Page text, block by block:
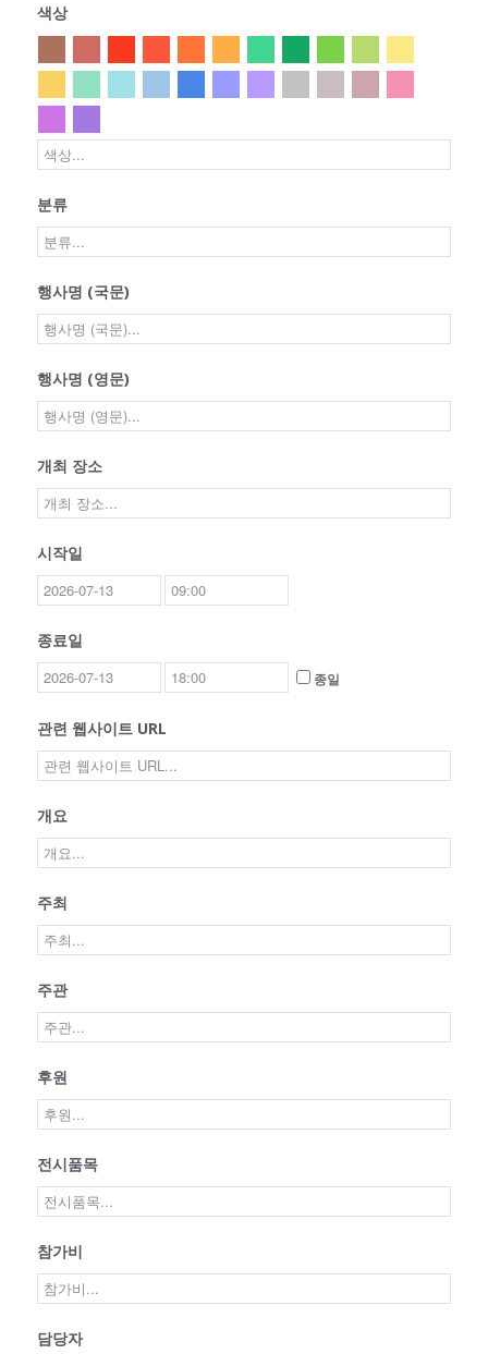
색상
분류
행사명 (국문)
행사명 (영문)
개최 장소
시작일
종료일
종일
관련 웹사이트 URL
개요
주최
주관
후원
전시품목
참가비
담당자